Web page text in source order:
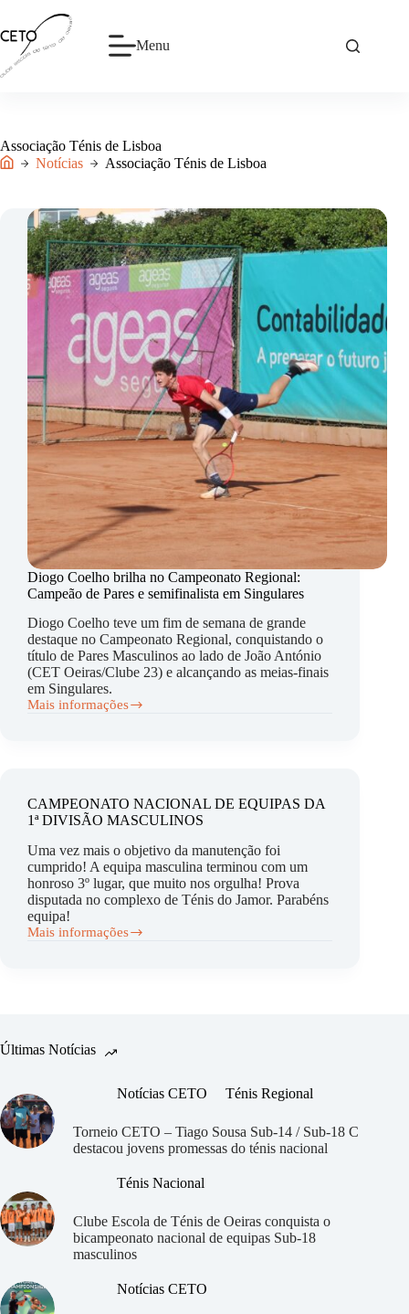
o
conteúdo
Menu
Associação Ténis de Lisboa
Notícias Associação Ténis de Lisboa
Diogo Coelho brilha no Campeonato Regional:
Campeão de Pares e semifinalista em Singulares
Diogo Coelho teve um fim de semana de grande
destaque no Campeonato Regional, conquistando o
título de Pares Masculinos ao lado de João António
(CET Oeiras/Clube 23) e alcançando as meias-finais
em Singulares.
Mais informações
Diogo
Campeão
de
e
semifinalista
em
Singulares
CAMPEONATO NACIONAL DE EQUIPAS DA
1ª DIVISÃO MASCULINOS
Uma vez mais o objetivo da manutenção foi
cumprido! A equipa masculina terminou com um
honroso 3º lugar, que muito nos orgulha! Prova
disputada no complexo de Ténis do Jamor. Parabéns
equipa!
Mais informações
CAMPEONATO
MASCULINOS
Últimas Notícias
Notícias CETO Ténis Regional
Torneio CETO – Tiago Sousa Sub-14 / Sub-18 C
destacou jovens promessas do ténis nacional
Ténis Nacional
Clube Escola de Ténis de Oeiras conquista o
bicampeonato nacional de equipas Sub-18
masculinos
Notícias CETO